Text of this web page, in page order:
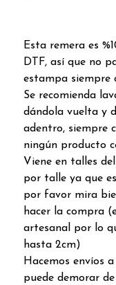
Esta remera es
DTF, así que no
estampa siempre
Se recomienda
dándola vuelta y
adentro, siempre
ningún producto
Viene en talles
por talle ya que
por favor mira
hacer la compra
artesanal por lo
hasta 2cm)
Hacemos envíos
puede demorar